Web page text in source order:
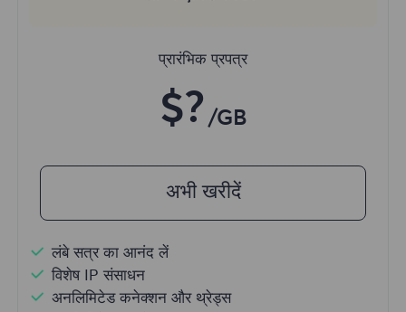
प्रारंभिक प्रपत्र
$? /GB
अभी खरीदें
लंबे सत्र का आनंद लें
विशेष IP संसाधन
अनलिमिटेड कनेक्शन और थ्रेड्स